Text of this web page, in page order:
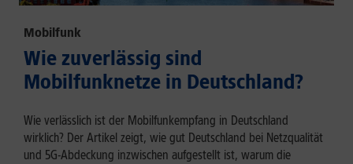
Mobilfunk
Wie zuverlässig sind
Mobilfunknetze in Deutschland?
Wie verlässlich ist der Mobilfunkempfang in Deutschland
wirklich? Der Artikel zeigt, wie gut Deutschland bei Netzqualität
und 5G-Abdeckung inzwischen aufgestellt ist, warum die